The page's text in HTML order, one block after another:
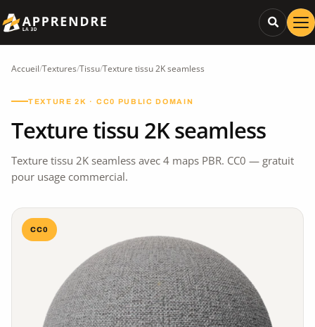
Accueil/Textures/Tissu/Texture tissu 2K seamless
TEXTURE 2K · CC0 PUBLIC DOMAIN
Texture tissu 2K seamless
Texture tissu 2K seamless avec 4 maps PBR. CC0 — gratuit
pour usage commercial.
CC0